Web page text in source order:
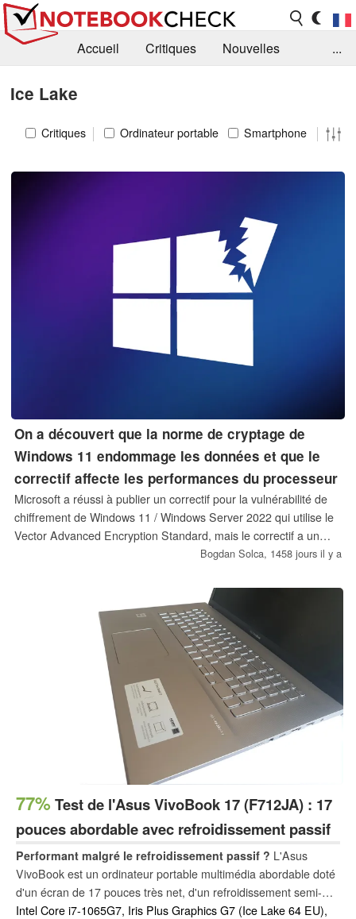
Accueil Critiques
Nouvelles
...
Ice Lake
Critiques Ordinateur portable Smartphone
On a découvert que la norme de cryptage de
Windows 11 endommage les données et que le
correctif affecte les performances du processeur
Microsoft a réussi à publier un correctif pour la vulnérabilité de
chiffrement de Windows 11 / Windows Server 2022 qui utilise le
Vector Advanced Encryption Standard, mais le correctif a un
impact sur les performances des CPU. Les processeurs
génération, tandis que les modèles AMD concernés sont les
processeurs Zen 3 et Zen 4 à venir. Un autre correctif qui résout
les problèmes de performance devrait être disponible dans un
Bogdan Solca, 1458 jours il y a
77% Test de l'Asus VivoBook 17 (F712JA) : 17
pouces abordable avec refroidissement passif
Performant malgré le refroidissement passif ? L'Asus
VivoBook est un ordinateur portable multimédia abordable doté
d'un écran de 17 pouces très net, d'un refroidissement semi-
passif du processeur et de bons haut-parleurs. Mais est-ce
Intel Core i7-1065G7, Iris Plus Graphics G7 (Ice Lake 64 EU),